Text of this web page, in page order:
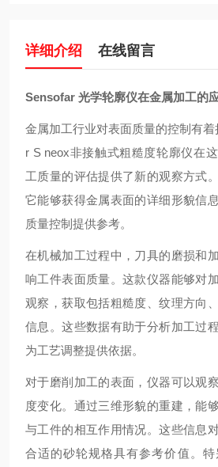
详细介绍 在线留言
Sensofar 光学轮廓仪在金属加工的
金属加工行业对表面质量的控制有
r S neox非接触式粗糙度轮廓仪在
工质量的评估提供了新的观察方式
它能够获得金属表面的详细形貌信
质量控制提供参考。
在机械加工过程中，刀具的磨损和
响工件表面质量。这款仪器能够对
观察，获取包括粗糙度、纹理方向
信息。这些数据有助于分析加工过
为工艺调整提供依据。
对于磨削加工的表面，仪器可以观
度变化。通过三维形貌的重建，能
与工件的相互作用情况。这些信息
合适的砂轮规格具有参考价值。